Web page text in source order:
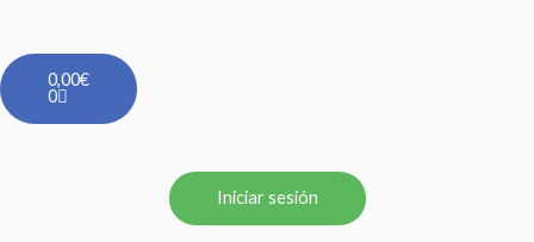
0,00€
0
Carrito
Iniciar sesión